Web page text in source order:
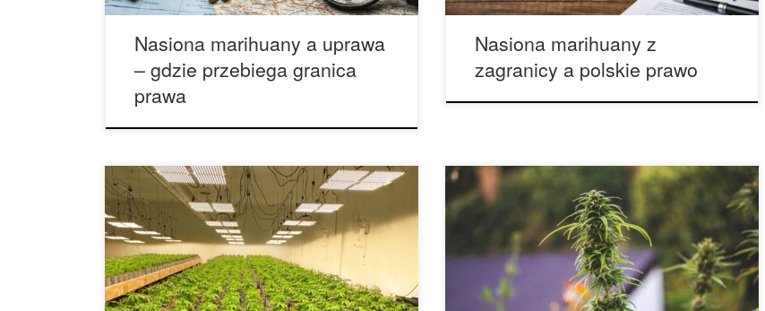
Nasiona marihuany a uprawa
– gdzie przebiega granica
prawa
Nasiona marihuany z
zagranicy a polskie prawo
Meksyk chce zalegalizować marihuanę w 2021
roku. Co to oznacza dla USA? Meksyk chce
zalegalizować marihuanę w 2021 roku.
Zniesienie zakazu stosowania marihuany może
pomóc stłumić przemoc narkotykową w tym kraju,
a także dać mu przewagę nad Stanami
Zjednoczonymi na powstającym globalnym rynku
Joe Biden, były wiceprezydent Stanów
Zjednoczonych, został wybrany na miejsce
Donalda Trumpa na stanowisko przywódcy kraju.
Były wiceprezydent Joe Biden został uznany za
zwycięzcę wyborów prezydenckich po
wiadomości, że zwyciężył w stanach takich jak
Pensylwania oraz Nevada/ Sukces Bidena